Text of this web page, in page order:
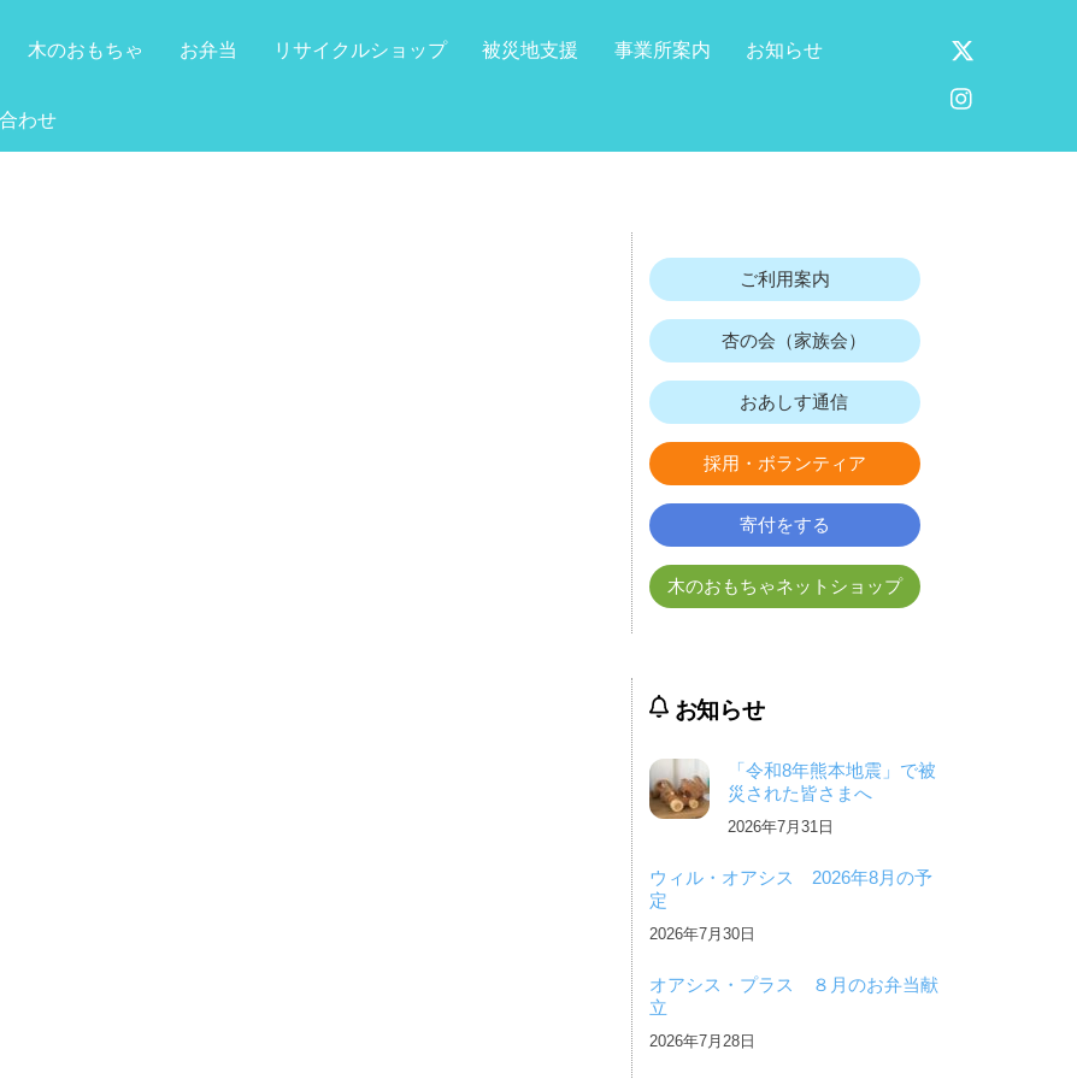
木のおもちゃ お弁当 リサイクルショップ 被災地支援 事業所案内 お知らせ
わせ
ご利用案内
杏の会（家族会）
おあしす通信
採用・ボランティア
寄付をする
木のおもちゃネットショップ
お知らせ
「令和8年熊本地震」で被
災された皆さまへ
2026年7月31日
ウィル・オアシス 2026年8月の予
定
2026年7月30日
オアシス・プラス ８月のお弁当献
立
2026年7月28日